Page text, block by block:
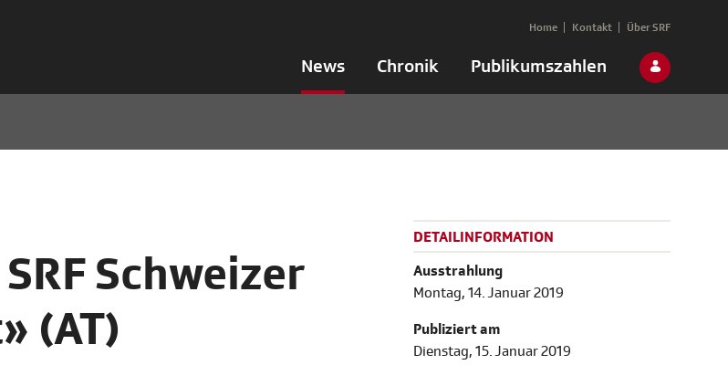
News Chronik Publikumszahlen
Home Kontakt Über SRF
Schweizer
(AT)
DETAILINFORMATION
Ausstrahlung
Montag, 14. Januar 2019
Publiziert am
Dienstag, 15. Januar 2019